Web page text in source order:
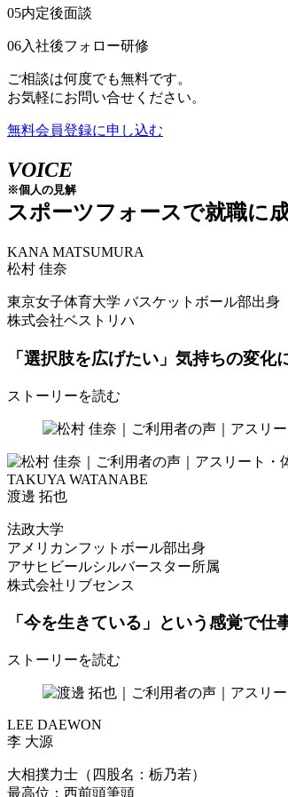
05内定後面談
06入社後フォロー研修
ご相談は何度でも無料です。
お気軽にお問い合せください。
無料会員登録に申し込む
VOICE
※個人の見解
スポーツフォースで就職に
KANA MATSUMURA
松村 佳奈
東京女子体育大学 バスケットボール部出身
株式会社ベストリハ
「選択肢を広げたい」 気持ちの変化
ストーリーを読む
TAKUYA WATANABE
渡邊 拓也
法政大学
アメリカンフットボール部出身
アサヒビールシルバースター所属
株式会社リブセンス
「今を生きている」という感覚で仕
ストーリーを読む
LEE DAEWON
李 大源
大相撲力士（四股名：栃乃若）
最高位：西前頭筆頭